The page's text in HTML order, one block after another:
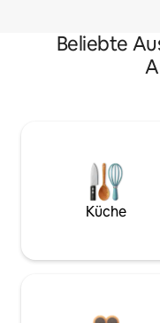
Beliebte
Küche